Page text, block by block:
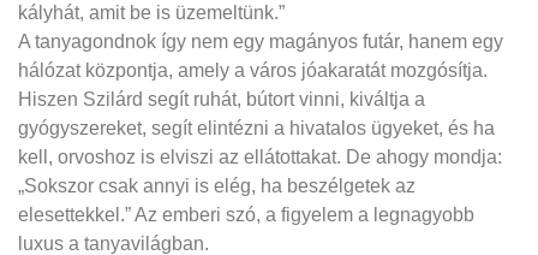
kályhát, amit be is üzemeltünk.”
A tanyagondnok így nem egy magányos futár, hanem egy
hálózat központja, amely a város jóakaratát mozgósítja.
Hiszen Szilárd segít ruhát, bútort vinni, kiváltja a
gyógyszereket, segít elintézni a hivatalos ügyeket, és ha
kell, orvoshoz is elviszi az ellátottakat. De ahogy mondja:
„Sokszor csak annyi is elég, ha beszélgetek az
elesettekkel.” Az emberi szó, a figyelem a legnagyobb
luxus a tanyavilágban.